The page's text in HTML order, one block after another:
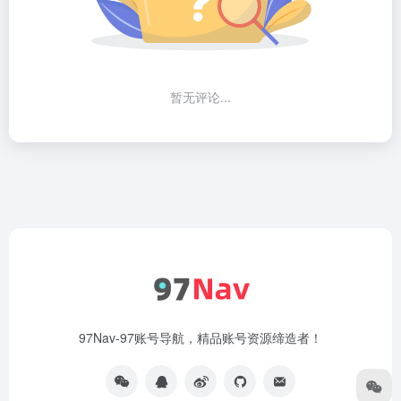
暂无评论...
97Nav-97账号导航，精品账号资源缔造者！